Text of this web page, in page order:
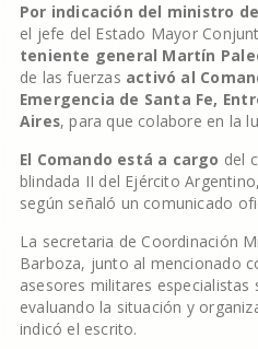
Por indicación del ministro
el jefe del Estado Mayor
teniente general Martín
de las fuerzas activó al
Emergencia de Santa Fe,
Aires, para que colabore en la
El Comando está a cargo del
blindada II del Ejército
según señaló un comunicado
La secretaria de Coordinación
Barboza, junto al mencionado
asesores militares especialistas
evaluando la situación y
indicó el escrito.